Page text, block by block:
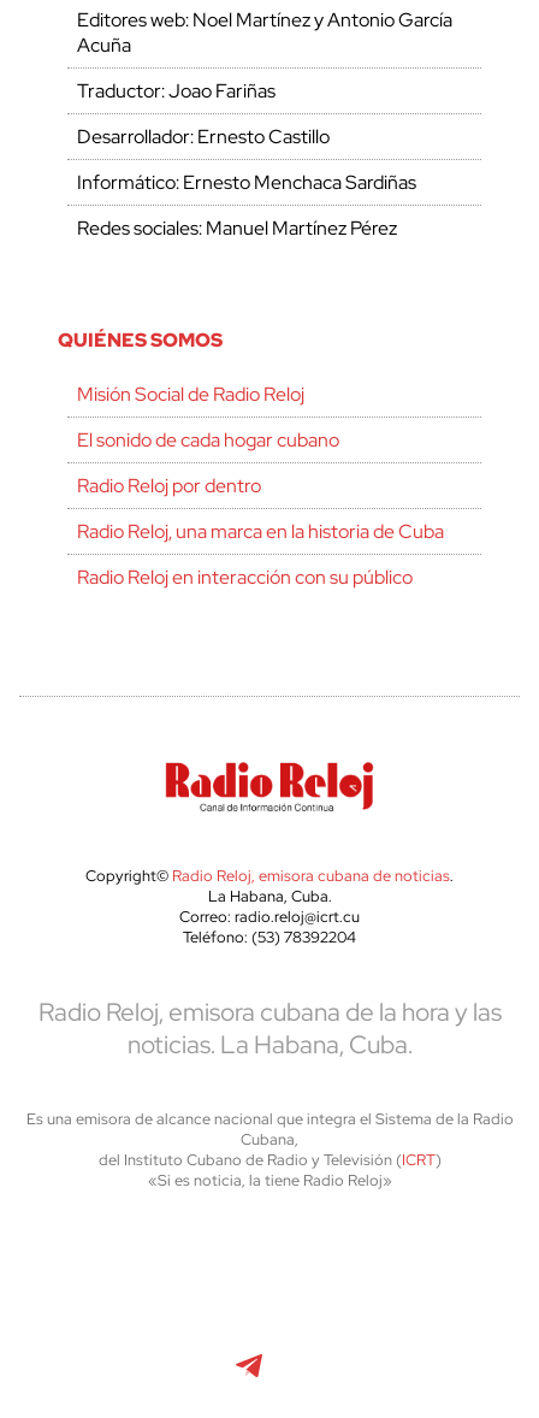
Editores web: Noel Martínez y Antonio García
Acuña
Traductor: Joao Fariñas
Desarrollador: Ernesto Castillo
Informático: Ernesto Menchaca Sardiñas
Redes sociales: Manuel Martínez Pérez
QUIÉNES SOMOS
Misión Social de Radio Reloj
El sonido de cada hogar cubano
Radio Reloj por dentro
Radio Reloj, una marca en la historia de Cuba
Radio Reloj en interacción con su público
Copyright© Radio Reloj, emisora cubana de noticias.
La Habana, Cuba.
Correo: radio.reloj@icrt.cu
Teléfono: (53) 78392204
Radio Reloj, emisora cubana de la hora y las
noticias. La Habana, Cuba.
Es una emisora de alcance nacional que integra el Sistema de la Radio
Cubana,
del Instituto Cubano de Radio y Televisión (ICRT)
«Si es noticia, la tiene Radio Reloj»